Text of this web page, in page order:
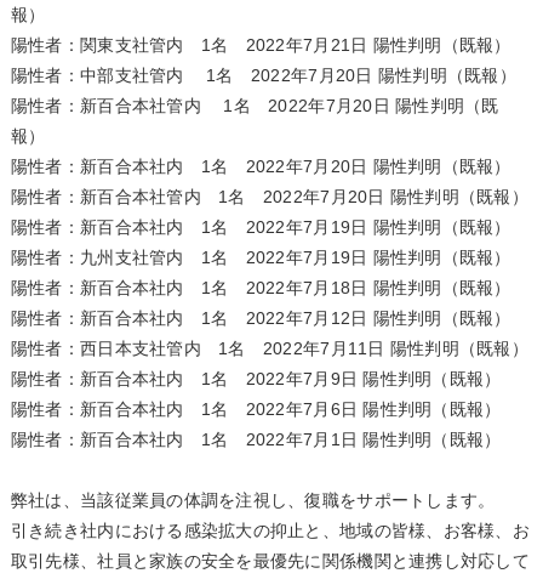
報）
陽性者：関東支社管内 1名 2022年7月21日 陽性判明（既報）
陽性者：中部支社管内 1名 2022年7月20日 陽性判明（既報）
陽性者：新百合本社管内 1名 2022年7月20日 陽性判明（既
報）
陽性者：新百合本社内 1名 2022年7月20日 陽性判明（既報）
陽性者：新百合本社管内 1名 2022年7月20日 陽性判明（既報）
陽性者：新百合本社内 1名 2022年7月19日 陽性判明（既報）
陽性者：九州支社管内 1名 2022年7月19日 陽性判明（既報）
陽性者：新百合本社内 1名 2022年7月18日 陽性判明（既報）
陽性者：新百合本社内 1名 2022年7月12日 陽性判明（既報）
陽性者：西日本支社管内 1名 2022年7月11日 陽性判明（既報）
陽性者：新百合本社内 1名 2022年7月9日 陽性判明（既報）
陽性者：新百合本社内 1名 2022年7月6日 陽性判明（既報）
陽性者：新百合本社内 1名 2022年7月1日 陽性判明（既報）
弊社は、当該従業員の体調を注視し、復職をサポートします。
引き続き社内における感染拡大の抑止と、地域の皆様、お客様、お
取引先様、社員と家族の安全を最優先に関係機関と連携し対応して